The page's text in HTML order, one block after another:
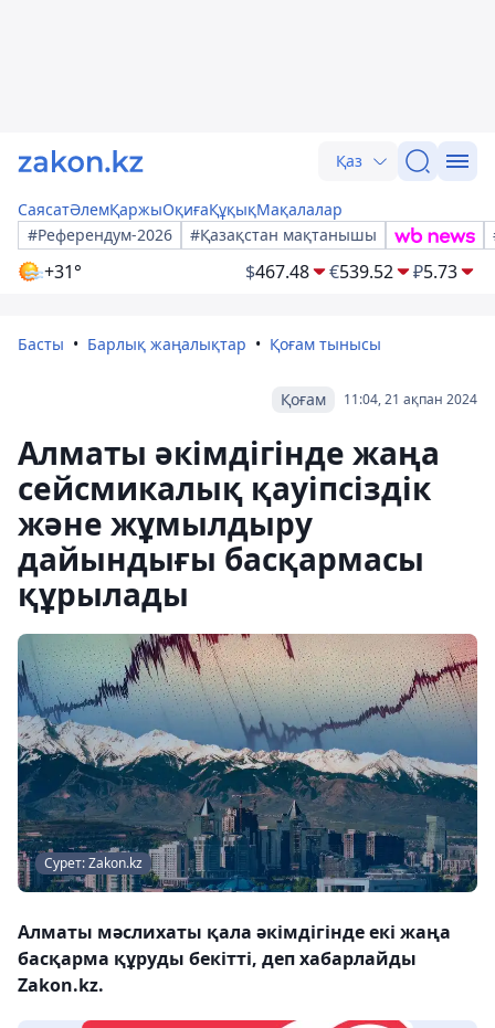
Қаз
СаясатӘлемҚаржыОқиғаҚұқықМақалалар
#Референдум-2026
#Қазақстан мақтанышы
+31° $467.48 €539.52 ₽5.73
Басты Барлық жаңалықтар Қоғам тынысы
11:04, 21 ақпан 2024
Қоғам
Алматы әкімдігінде жаңа
сейсмикалық қауіпсіздік
және жұмылдыру
дайындығы басқармасы
құрылады
Сурет: Zakon.kz
Алматы мәслихаты қала әкімдігінде екі жаңа
басқарма құруды бекітті, деп хабарлайды
Zakon.kz.